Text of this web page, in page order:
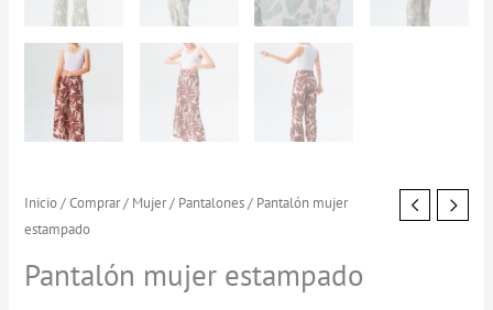
Inicio/Comprar/ Mujer/ Pantalones/ Pantalón mujer
estampado
Pantalón mujer estampado
El
original
El
Pantalón
mujer
estampado
cantidad